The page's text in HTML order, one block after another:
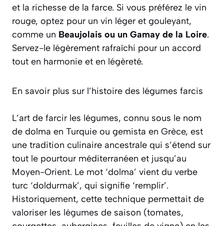
et la richesse de la farce. Si vous préférez le vin
rouge, optez pour un vin léger et gouleyant,
comme un Beaujolais ou un Gamay de la Loire.
Servez-le légèrement rafraîchi pour un accord
tout en harmonie et en légèreté.
En savoir plus sur l’histoire des légumes farcis
L’art de farcir les légumes, connu sous le nom
de dolma en Turquie ou gemista en Grèce, est
une tradition culinaire ancestrale qui s’étend sur
tout le pourtour méditerranéen et jusqu’au
Moyen-Orient. Le mot ‘dolma’ vient du verbe
turc ‘doldurmak’, qui signifie ‘remplir’.
Historiquement, cette technique permettait de
valoriser les légumes de saison (tomates,